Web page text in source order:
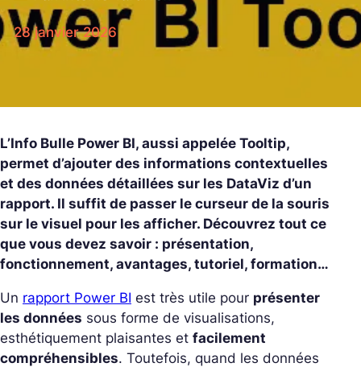
28 janvier 2026
L’Info Bulle Power BI, aussi appelée Tooltip,
permet d’ajouter des informations contextuelles
et des données détaillées sur les DataViz d’un
rapport. Il suffit de passer le curseur de la souris
sur le visuel pour les afficher. Découvrez tout ce
que vous devez savoir : présentation,
fonctionnement, avantages, tutoriel, formation…
Un rapport Power BI est très utile pour présenter
les données sous forme de visualisations,
esthétiquement plaisantes et facilement
compréhensibles. Toutefois, quand les données